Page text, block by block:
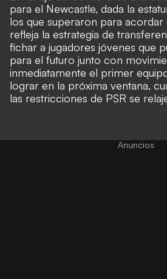
para el Newcastle, dada la
los que superaron para acordar
refleja la estrategia de
fichar a jugadores jóvenes que
para el futuro junto con
inmediatamente el primer
lograr en la próxima ventana,
las restricciones de PSR se